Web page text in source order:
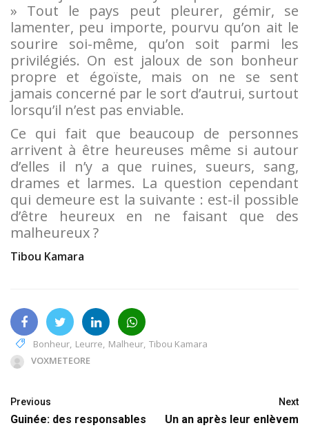
» Tout le pays peut pleurer, gémir, se
lamenter, peu importe, pourvu qu’on ait le
sourire soi-même, qu’on soit parmi les
privilégiés. On est jaloux de son bonheur
propre et égoïste, mais on ne se sent
jamais concerné par le sort d’autrui, surtout
lorsqu’il n’est pas enviable.
Ce qui fait que beaucoup de personnes
arrivent à être heureuses même si autour
d’elles il n’y a que ruines, sueurs, sang,
drames et larmes. La question cependant
qui demeure est la suivante : est-il possible
d’être heureux en ne faisant que des
malheureux ?
Tibou Kamara
Bonheur, Leurre, Malheur, Tibou Kamara
VOXMETEORE
Previous
Guinée: des responsables
Next
Un an après leur enlèvem